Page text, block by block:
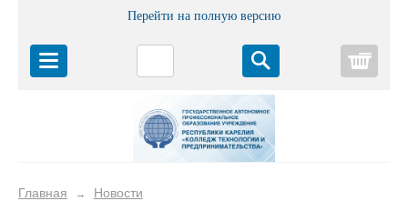
Перейти на полную версию
Главная → Новости